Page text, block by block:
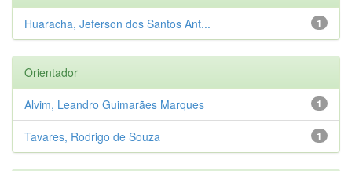
1
Huaracha, Jeferson dos Santos Ant...
Orientador
1
Alvim, Leandro Guimarães Marques
1
Tavares, Rodrigo de Souza